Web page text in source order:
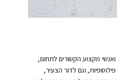
מקצוע הקשורים לתחום,
וגם לדור הצעיר,